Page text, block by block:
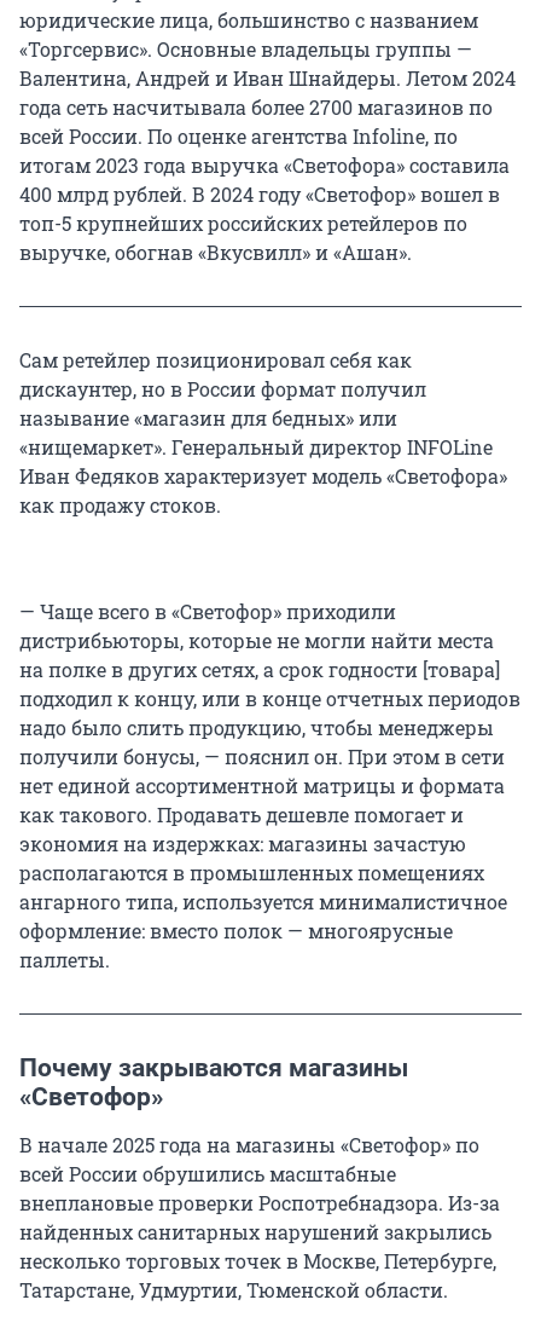
юридические лица, большинство с названием
«Торгсервис». Основные владельцы группы —
Валентина, Андрей и Иван Шнайдеры. Летом 2024
года сеть насчитывала более 2700 магазинов по
всей России. По оценке агентства Infoline, по
итогам 2023 года выручка «Светофора» составила
400 млрд рублей. В 2024 году «Светофор» вошел в
топ-5 крупнейших российских ретейлеров по
выручке, обогнав «Вкусвилл» и «Ашан».
Сам ретейлер позиционировал себя как
дискаунтер, но в России формат получил
называние «магазин для бедных» или
«нищемаркет». Генеральный директор INFOLine
Иван Федяков характеризует модель «Светофора»
как продажу стоков.
— Чаще всего в «Светофор» приходили
дистрибьюторы, которые не могли найти места
на полке в других сетях, а срок годности [товара]
подходил к концу, или в конце отчетных периодов
надо было слить продукцию, чтобы менеджеры
получили бонусы, — пояснил он. При этом в сети
нет единой ассортиментной матрицы и формата
как такового. Продавать дешевле помогает и
экономия на издержках: магазины зачастую
располагаются в промышленных помещениях
ангарного типа, используется минималистичное
оформление: вместо полок — многоярусные
паллеты.
Почему закрываются магазины
«Светофор»
В начале 2025 года на магазины «Светофор» по
всей России обрушились масштабные
внеплановые проверки Роспотребнадзора. Из-за
найденных санитарных нарушений закрылись
несколько торговых точек в Москве, Петербурге,
Татарстане, Удмуртии, Тюменской области.